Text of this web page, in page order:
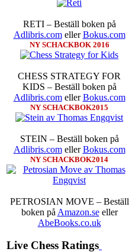
RETI – Beställ boken på
Adlibris.comellerBokus.com
NY SCHACKBOK 2016
CHESS STRATEGY FOR
KIDS – Beställ boken på
Adlibris.comellerBokus.com
NY SCHACKBOK2015
STEIN – Beställ boken på
Adlibris.comellerBokus.com
NY SCHACKBOK2014
PETROSIAN MOVE – Beställ
boken på Amazon.seeller
AbeBooks.co.uk
Live Chess Ratings